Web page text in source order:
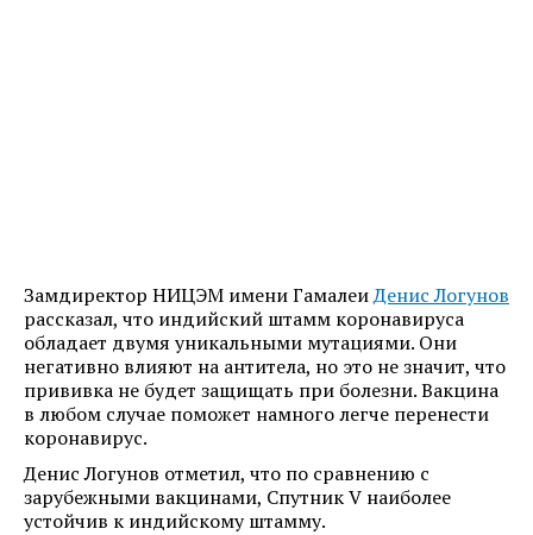
Замдиректор НИЦЭМ имени ГамалеиДенис Логунов
рассказал, что индийский штамм коронавируса
обладает двумя уникальными мутациями. Они
негативно влияют на антитела, но это не значит, что
прививка не будет защищать при болезни. Вакцина
в любом случае поможет намного легче перенести
коронавирус.
Денис Логунов отметил, что по сравнению с
зарубежными вакцинами, Спутник V наиболее
устойчив к индийскому штамму.